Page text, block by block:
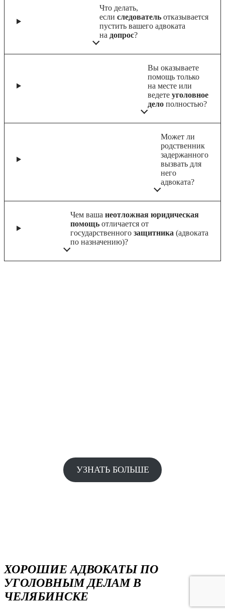
Что делать,
если следователь отказывается
пустить вашего адвоката
на допрос?
Вы оказываете
помощь только
на месте или
ведете уголовное
дело полностью?
Может ли
родственник
задержанного
вызвать для
него
адвоката?
Чем ваша неотложная юридическая
помощь отличается от
государственного защитника (адвоката
по назначению)?
УЗНАТЬ БОЛЬШЕ
ХОРОШИЕ АДВОКАТЫ ПО
УГОЛОВНЫМ ДЕЛАМ В
ЧЕЛЯБИНСКЕ